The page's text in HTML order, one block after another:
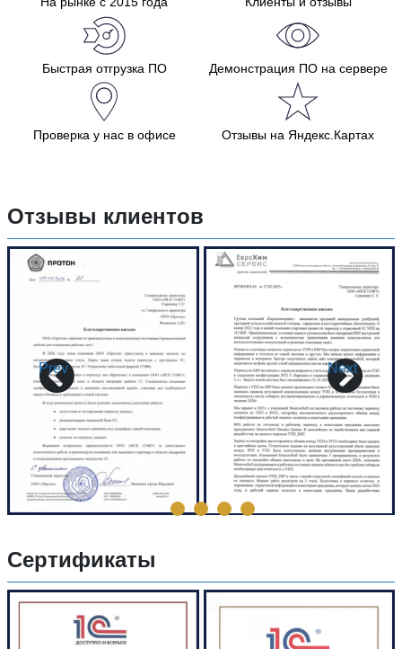
Быстрая отгрузка ПО Демонстрация ПО на сервере
Проверка у нас в офисе Отзывы на Яндекс.Картах
Отзывы клиентов
Prev Next
Сертификаты